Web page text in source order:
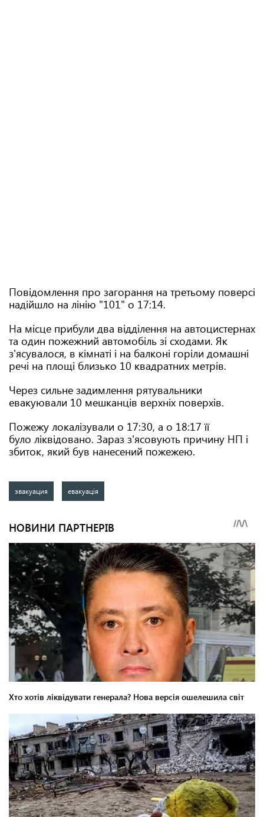
Повідомлення про загорання на третьому поверсі
надійшло на лінію "101" о 17:14.
На місце прибули два відділення на автоцистернах
та один пожежний автомобіль зі сходами. Як
з'ясувалося, в кімнаті і на балконі горіли домашні
речі на площі близько 10 квадратних метрів.
Через сильне задимлення рятувальники
евакуювали 10 мешканців верхніх поверхів.
Пожежу локалізували о 17:30, а о 18:17 її
було ліквідовано. Зараз з'ясовують причину НП і
збиток, який був нанесений пожежею.
эвакуация евакуація